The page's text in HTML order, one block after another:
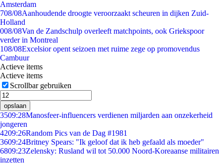
Amsterdam
708/08Aanhoudende droogte veroorzaakt scheuren in dijken Zuid-
Holland
008/08Van de Zandschulp overleeft matchpoints, ook Griekspoor
verder in Montreal
108/08Excelsior opent seizoen met ruime zege op promovendus
Cambuur
Actieve items
Actieve items
Scrollbar gebruiken
opslaan
3509:28Manosfeer-influencers verdienen miljarden aan onzekerheid
jongeren
4209:26Random Pics van de Dag #1981
3609:24Britney Spears: "Ik geloof dat ik heb gefaald als moeder"
6809:23Zelensky: Rusland wil tot 50.000 Noord-Koreaanse militairen
inzetten